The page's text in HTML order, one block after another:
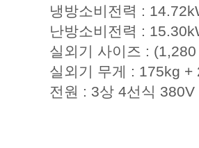
냉방소비전력 :
난방소비전력 :
실외기 사이즈 :
실외기 무게 : 175kg +
전원 : 3상 4선식 380V